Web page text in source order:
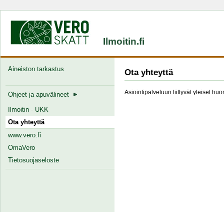
Ilmoitin.fi
Aineiston tarkastus
Ohjeet ja apuvälineet
Ilmoitin - UKK
Ota yhteyttä
www.vero.fi
OmaVero
Tietosuojaseloste
Ota yhteyttä
Asiointipalveluun liittyvät yleiset